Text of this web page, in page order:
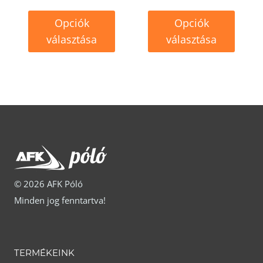
Opciók
választása
van.
választhatók
Opciók
választása
© 2026 AFK Póló
Minden jog fenntartva!
TERMÉKEINK